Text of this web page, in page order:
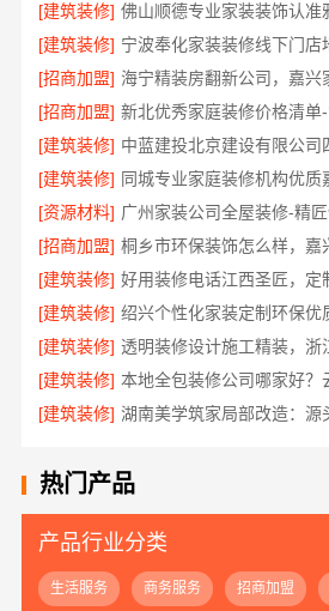
[建筑装修] 佛山顺德专业家装装饰认准
[建筑装修] 宁波奉化家装装修线下门店
[招商加盟] 海宁精装房翻新公司，嘉
[招商加盟] 新北优秀家庭装修价格清单
[建筑装修]
[建筑装修] 同城专业家庭装修机构优
[资源材料]
[招商加盟]
[建筑装修] 好用装修电话江西圣匠，定
[建筑装修] 绍兴个性化家装定制环保优
[建筑装修]
[建筑装修]
[建筑装修] 湖南美学筑家局部改造：源
热门产品
产品行业分类
生活服务 商务服务 招商加盟